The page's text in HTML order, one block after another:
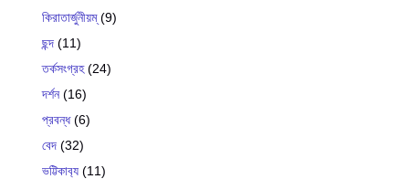
কিরাতার্জুনীয়ম্(9)
ছন্দ (11)
তর্কসংগ্রহ(24)
দর্শন(16)
প্রবন্ধ(6)
বেদ (32)
ভট্টিকাব‍্য (11)